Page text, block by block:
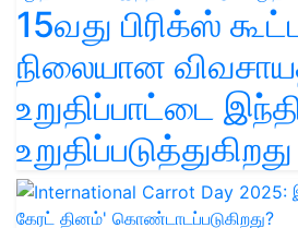
15வது பிரிக்ஸ்
நிலையான
உறுதிப்பாட்டை
உறுதிப்படுத்துகிறது